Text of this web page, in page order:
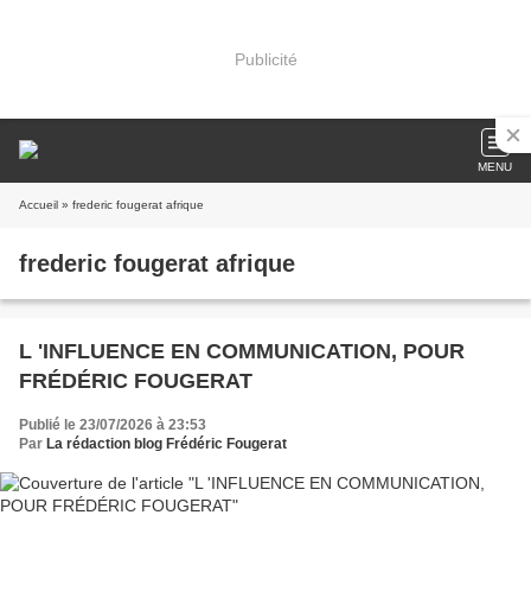
Publicité
MENU
Accueil » frederic fougerat afrique
frederic fougerat afrique
L 'INFLUENCE EN COMMUNICATION, POUR
FRÉDÉRIC FOUGERAT
Publié le 23/07/2026 à 23:53
Par La rédaction blog Frédéric Fougerat